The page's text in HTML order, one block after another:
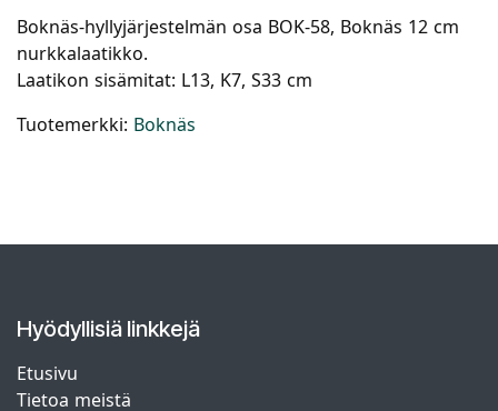
Boknäs-hyllyjärjestelmän osa BOK-58, Boknäs 12 cm
nurkkalaatikko.
Laatikon sisämitat: L13, K7, S33 cm
Tuotemerkki: Boknäs
Hyödyllisiä linkkejä
Etusivu
Tietoa meistä